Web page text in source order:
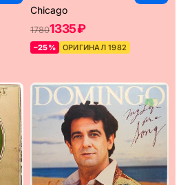
Chicago
17801335 ₽
–25% ОРИГИНАЛ 1982